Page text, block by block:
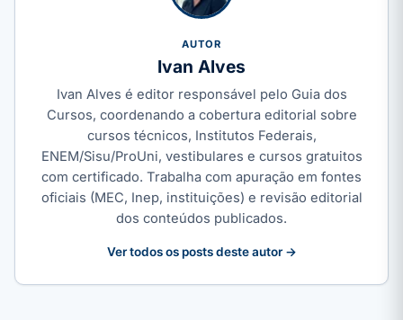
AUTOR
Ivan Alves
Ivan Alves é editor responsável pelo Guia dos
Cursos, coordenando a cobertura editorial sobre
cursos técnicos, Institutos Federais,
ENEM/Sisu/ProUni, vestibulares e cursos gratuitos
com certificado. Trabalha com apuração em fontes
oficiais (MEC, Inep, instituições) e revisão editorial
dos conteúdos publicados.
Ver todos os posts deste autor →